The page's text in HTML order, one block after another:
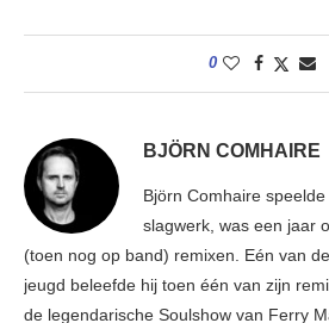
0
BJÖRN COMHAIRE
Björn Comhaire
slagwerk, was een jaar
(toen nog op band) remixen. Eén van
jeugd beleefde hij toen één van zijn
de legendarische Soulshow van Ferry